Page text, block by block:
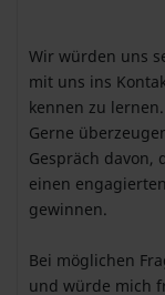
Wir würden uns
mit uns ins
kennen zu lernen.
Gerne
Gespräch davon,
einen
gewinnen.
Bei möglichen
und würde mich